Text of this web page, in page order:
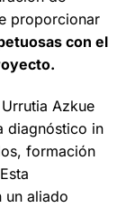
proporcionar
con el
Azkue
diagnóstico in
formación
un aliado